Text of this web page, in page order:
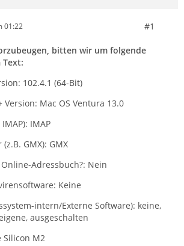
01:22 #1
bitten wir um folgende
Text:
102.4.1 (64-Bit)
Version: Mac OS Ventura 13.0
IMAP
GMX): GMX
Adressbuch?: Nein
Keine
intern/Externe Software): keine,
ausgeschalten
Silicon M2